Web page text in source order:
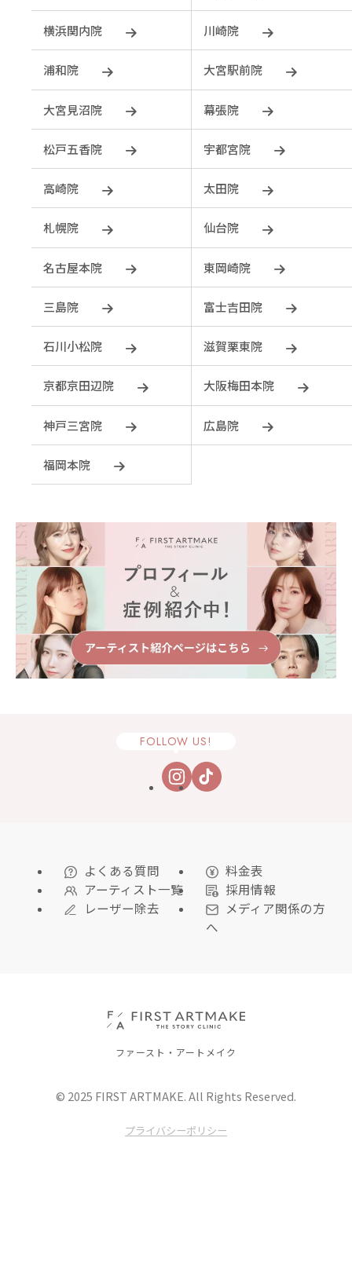
横浜関内院 川崎院
浦和院 大宮駅前院
大宮見沼院 幕張院
松戸五香院 宇都宮院
⾼崎院 太田院
札幌院 仙台院
名古屋本院 東岡崎院
三島院 富士吉田院
石川小松院 滋賀栗東院
京都京田辺院 大阪梅田本院
神戸三宮院 広島院
福岡本院
FOLLOW US!
よくある質問
料金表
アーティスト一覧
採用情報
レーザー除去
メディア関係の方
へ
ファースト・アートメイク
© 2025 FIRST ARTMAKE. All Rights Reserved.
プライバシーポリシー